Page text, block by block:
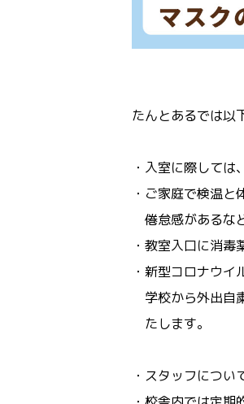
たんとあるでは以
・入室に際して
・ご家庭で検温
倦怠感があるな
・教室入口に消
・新型コロナウ
学校から外出自
たします。
・スタッフにつ